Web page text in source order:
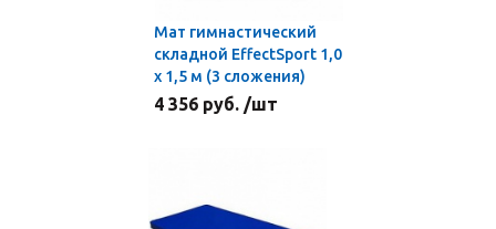
Мат гимнастический
складной EffectSport 1,0
х 1,5 м (3 сложения)
4 356 руб. /шт